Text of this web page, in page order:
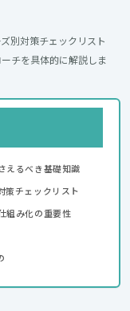
別対策チェックリスト
チを具体的に解説しま
えるべき基礎知識
策チェックリスト
組み化の重要性